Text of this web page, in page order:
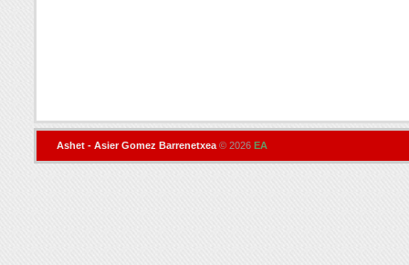
Ashet - Asier Gomez Barrenetxea © 2026 EA